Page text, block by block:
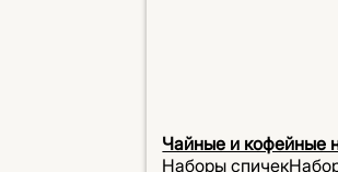
Чайные и кофейные
Наборы спичек